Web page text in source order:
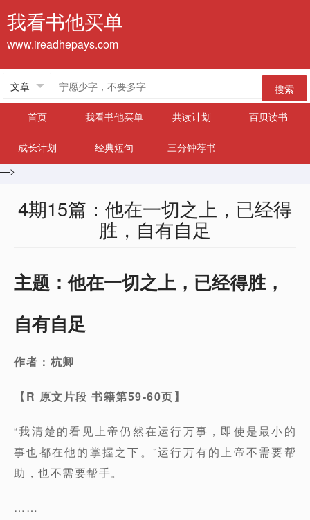
我看书他买单
www.ireadhepays.com
搜索
首页
我看书他买单 共读计划 百贝读书
成长计划 经典短句
三分钟荐书
—>
4期15篇：他在一切之上，已经得
胜，自有自足
主题：他在一切之上，已经得胜，
自有自足
作者：杭卿
【R 原文片段 书籍第59-60页】
“我清楚的看见上帝仍然在运行万事，即使是最小的
事也都在他的掌握之下。”运行万有的上帝不需要帮
助，也不需要帮手。
……